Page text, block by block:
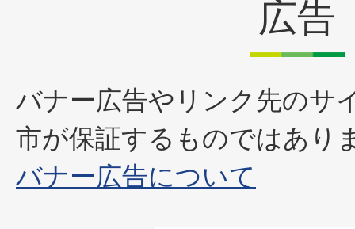
広告
バナー広告やリンク先のサ
市が保証するものではあり
バナー広告について